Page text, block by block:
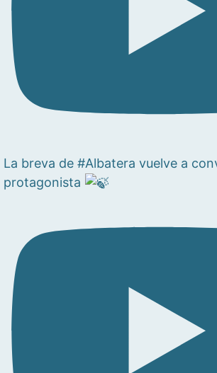
La breva de #Albatera vuelve a
protagonista